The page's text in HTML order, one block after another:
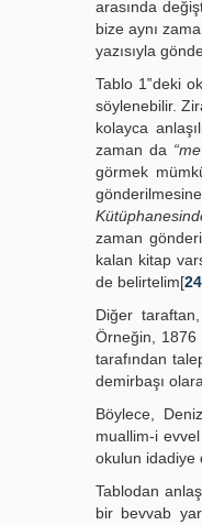
arasında
bize aynı
yazısıyla
Tablo 1‟deki
söylenebilir.
kolayca
zaman da
görmek
zaman
kalan kitap
de belirtelim[24
Diğer
Örneğin, 1876
tarafından
demirbaşı
Böylece,
muallim-i
okulun idadiye
Tablodan
bir bevvab